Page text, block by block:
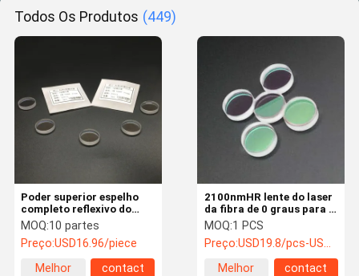
Todos Os Produtos (449)
Poder superior espelho
completo reflexivo do
refletor da lente 20*5mm
de 0 graus
MOQ:10 partes
Preço:USD16.96/piece
Melhor
contact
2100nmHR lente do laser
da fibra de 0 graus para a
máquina do laser da
urologia
MOQ:1 PCS
Preço:USD19.8/pcs-USD15.5/pcs
Melhor
contact